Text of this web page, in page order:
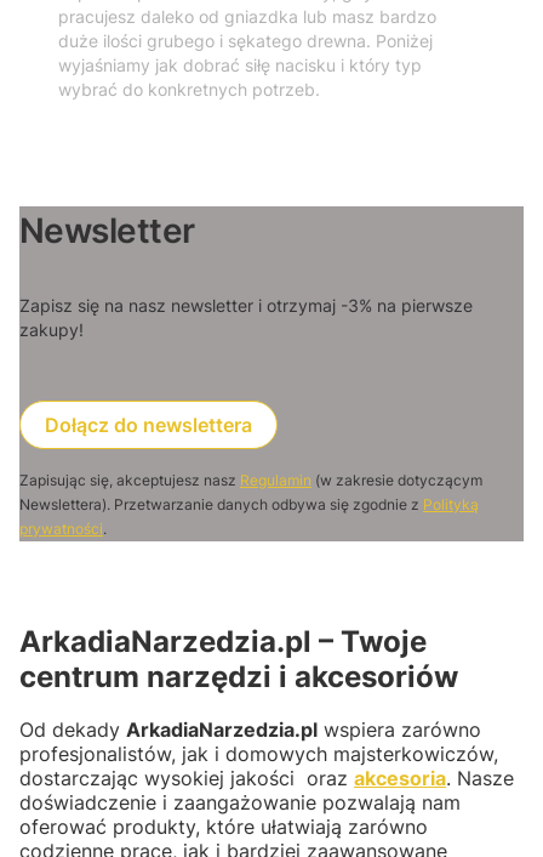
pracujesz daleko od gniazdka lub masz bardzo
duże ilości grubego i sękatego drewna. Poniżej
wyjaśniamy jak dobrać siłę nacisku i który typ
wybrać do konkretnych potrzeb.
Newsletter
Zapisz się na nasz newsletter i otrzymaj -3% na pierwsze
zakupy!
Dołącz do newslettera
Zapisując się, akceptujesz nasz Regulamin (w zakresie dotyczącym
Newslettera). Przetwarzanie danych odbywa się zgodnie z Polityką
prywatności.
ArkadiaNarzedzia.pl – Twoje
centrum narzędzi i akcesoriów
Od dekady ArkadiaNarzedzia.pl wspiera zarówno
profesjonalistów, jak i domowych majsterkowiczów,
dostarczając wysokiej jakości oraz akcesoria. Nasze
doświadczenie i zaangażowanie pozwalają nam
oferować produkty, które ułatwiają zarówno
codzienne prace, jak i bardziej zaawansowane